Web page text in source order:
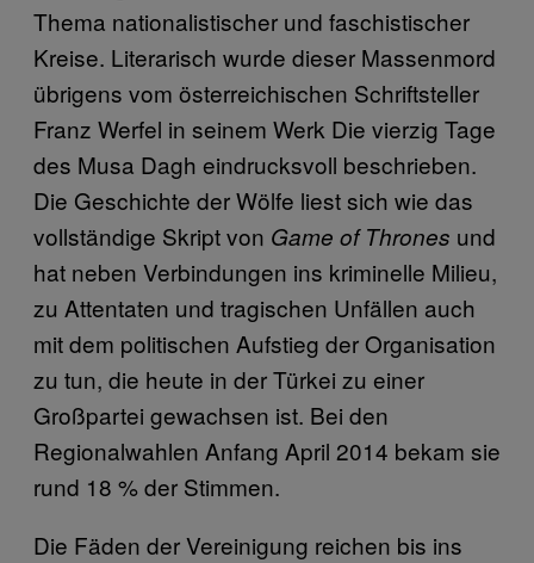
Thema nationalistischer und faschistischer
Kreise. Literarisch wurde dieser Massenmord
übrigens vom österreichischen Schriftsteller
Franz Werfel in seinem Werk Die vierzig Tage
des Musa Dagh eindrucksvoll beschrieben.
Die Geschichte der Wölfe liest sich wie das
vollständige Skript von Game of Thrones und
hat neben Verbindungen ins kriminelle Milieu,
zu Attentaten und tragischen Unfällen auch
mit dem politischen Aufstieg der Organisation
zu tun, die heute in der Türkei zu einer
Großpartei gewachsen ist. Bei den
Regionalwahlen Anfang April 2014 bekam sie
rund 18 % der Stimmen.
Die Fäden der Vereinigung reichen bis ins